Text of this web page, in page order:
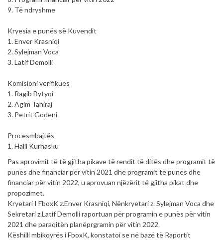
9. Të ndryshme
Kryesia e punës së Kuvendit
1. Enver Krasniqi
2. Sylejman Voca
3. Latif Demolli
Komisioni verifikues
1. Ragib Bytyqi
2. Agim Tahiraj
3. Petrit Godeni
Procesmbajtës
1. Halil Kurhasku
Pas aprovimit të të gjitha pikave të rendit të ditës dhe programit të
punës dhe financiar për vitin 2021 dhe programit të punës dhe
financiar për vitin 2022, u aprovuan njëzërit të gjitha pikat dhe
propozimet.
Kryetari I FboxK z.Enver Krasniqi, Nënkryetari z. Sylejman Voca dhe
Sekretari z.Latif Demolli raportuan për programin e punës për vitin
2021 dhe paraqitën planëprgramin për vitin 2022.
Këshilli mbikqyrës i FboxK, konstatoi se në bazë të Raportit